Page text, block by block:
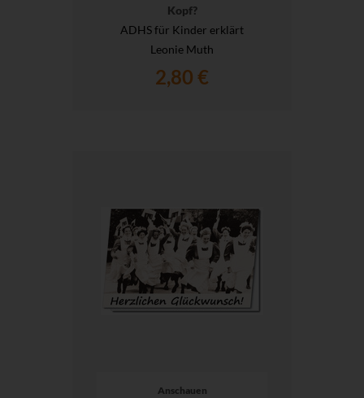
Kopf?
ADHS für Kinder erklärt
Leonie Muth
2,80 €
Anschauen